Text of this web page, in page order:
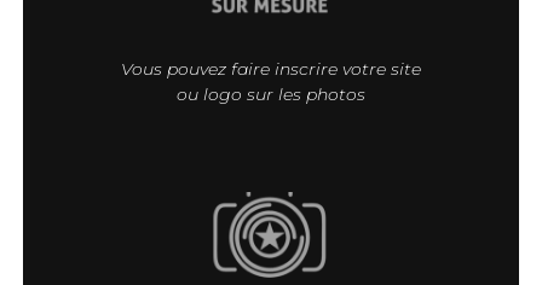
Vous pouvez faire inscrire votre site
ou logo sur les photos